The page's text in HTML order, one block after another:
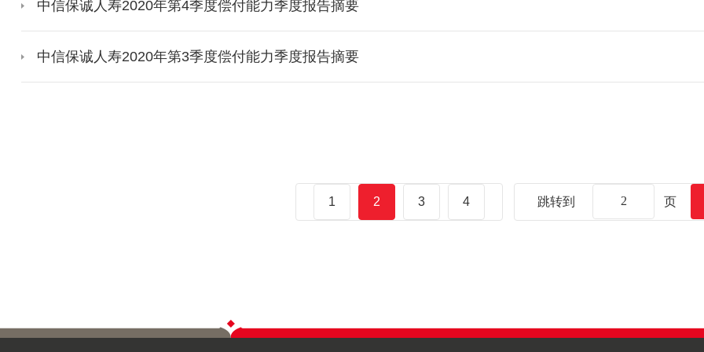
中信保诚人寿2020年第4季度偿付能力季度报告摘要
中信保诚人寿2020年第3季度偿付能力季度报告摘要
1 2 3 4 跳转到 页